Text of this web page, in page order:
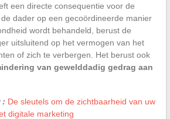
een directe consequentie voor de
dader op een gecoördineerde manier
wordt behandeld, berust de
uitsluitend op het vermogen van het
of zich te verbergen. Het berust ook
van gewelddadig gedrag aan
: De sleutels om de zichtbaarheid van uw
digitale marketing